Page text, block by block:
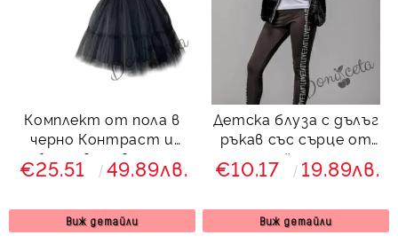
Комплект от пола в
черно Контраст и
блуза в червено с
дълъг ръкав
€25.51 49.89лв.
Виж детайли
Детска блуза с дълъг
ръкав със сърце от
пайети
€10.17 19.89лв.
Виж детайли